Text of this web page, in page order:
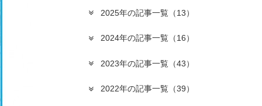
2025年の記事一覧 （13）
2024年の記事一覧 （16）
2023年の記事一覧 （43）
2022年の記事一覧 （39）